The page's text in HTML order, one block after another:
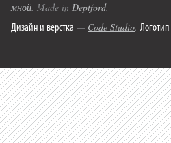
мной. Made in Deptford.
Дизайн и верстка — Code Studio. Логотип